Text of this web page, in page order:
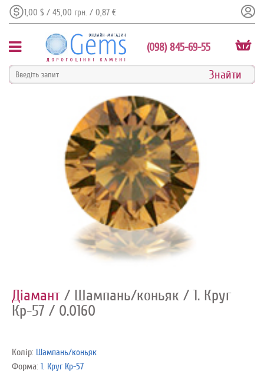
1,00 $ / 45,00 грн. / 0,87 €
(098) 845-69-55
Діамант / Шампань/коньяк / 1. Круг
Кр-57 / 0.0160
Колір: Шампань/коньяк
Форма: 1. Круг Кр-57